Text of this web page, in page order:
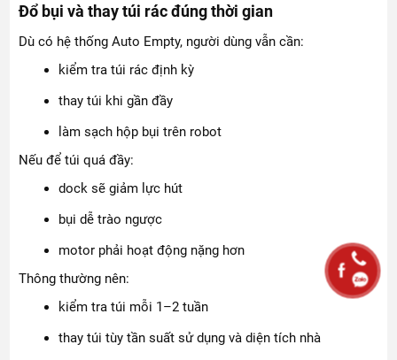
Đổ bụi và thay túi rác đúng thời gian
Dù có hệ thống Auto Empty, người dùng vẫn cần:
kiểm tra túi rác định kỳ
thay túi khi gần đầy
làm sạch hộp bụi trên robot
Nếu để túi quá đầy:
dock sẽ giảm lực hút
bụi dễ trào ngược
motor phải hoạt động nặng hơn
Thông thường nên:
kiểm tra túi mỗi 1–2 tuần
thay túi tùy tần suất sử dụng và diện tích nhà